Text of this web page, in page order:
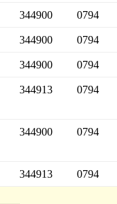
344900 0794
344900 0794
344900 0794
344913 0794
344900 0794
344913 0794